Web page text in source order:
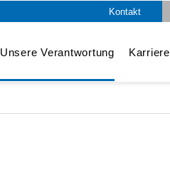
Kontakt
Unsere Verantwortung Karriere